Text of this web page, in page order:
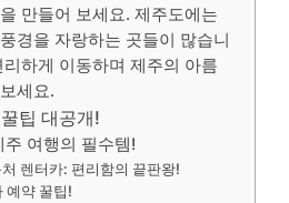
만들어 보세요. 제주도에는
경을 자랑하는 곳들이 많습니
하게 이동하며 제주의 아름
세요.
팁 대공개!
여행의 필수템!
렌터카: 편리함의 끝판왕!
예약 꿀팁!